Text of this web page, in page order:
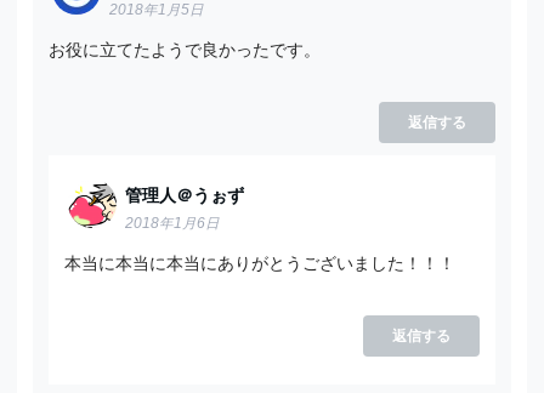
2018年1月5日
お役に立てたようで良かったです。
返信する
管理人＠うぉず
2018年1月6日
本当に本当に本当にありがとうございました！！！
返信する